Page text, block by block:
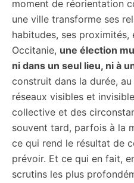
moment de réorientation
une ville transforme ses
habitudes, ses
Occitanie, une élection
ni dans un seul lieu, ni à
construit dans la durée,
réseaux visibles et
collective et des
souvent tard, parfois à la
ce qui rend le résultat de
prévoir. Et ce qui en fait,
scrutins les plus